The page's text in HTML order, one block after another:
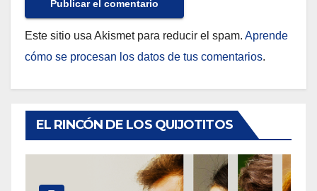
Este sitio usa Akismet para reducir el spam. Aprende
cómo se procesan los datos de tus comentarios.
EL RINCÓN DE LOS QUIJOTITOS